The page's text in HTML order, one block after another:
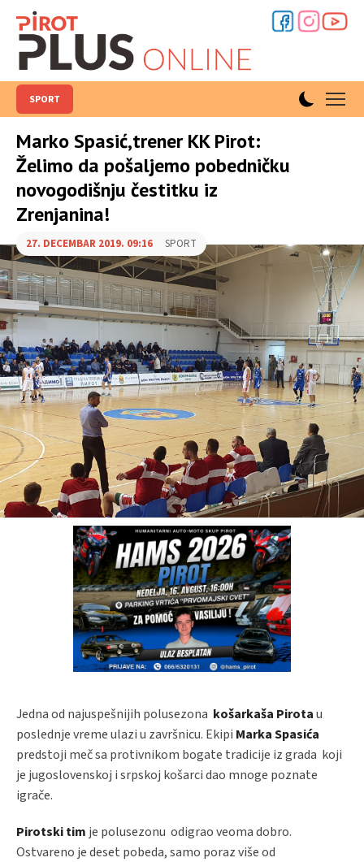
SPORT
Marko Spasić,trener KK Pirot:
Želimo da pošaljemo pobedničku
novogodišnju čestitku iz
Zrenjanina!
27. DECEMBAR 2019. 09:16 SPORT
Jedna od najuspešnijih polusezona košarkaša Pirotau
poslednje vreme ulazi u završnicu. Ekipi Marka Spasića
predstoji meč sa protivnikom bogate tradicije iz grada koji
je jugoslovenskoj i srpskoj košarci dao mnoge poznate
igrače.
Pirotski tim je polusezonu odigrao veoma dobro.
Ostvareno je deset pobeda, samo poraz više od